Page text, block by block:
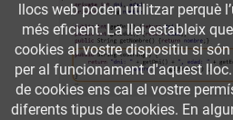
llocs web poden utilitzar perquè
més eficient. La llei estableix
cookies al vostre dispositiu si
per al funcionament d'aquest
de cookies ens cal el vostre
diferents tipus de cookies. En